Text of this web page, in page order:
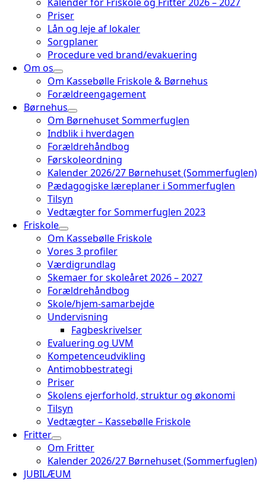
Priser
Lån og leje af lokaler
Sorgplaner
Procedure ved brand/evakuering
Om os
Om Kassebølle Friskole & Børnehus
Forældreengagement
Børnehus
Om Børnehuset Sommerfuglen
Indblik i hverdagen
Forældrehåndbog
Førskoleordning
Kalender 2026/27 Børnehuset (Sommerfuglen)
Pædagogiske læreplaner i Sommerfuglen
Tilsyn
Vedtægter for Sommerfuglen 2023
Friskole
Om Kassebølle Friskole
Vores 3 profiler
Værdigrundlag
Skemaer for skoleåret 2026 – 2027
Forældrehåndbog
Skole/hjem-samarbejde
Undervisning
Fagbeskrivelser
Evaluering og UVM
Kompetenceudvikling
Antimobbestrategi
Priser
Skolens ejerforhold, struktur og økonomi
Tilsyn
Vedtægter – Kassebølle Friskole
Fritter
Om Fritter
Kalender 2026/27 Børnehuset (Sommerfuglen)
JUBILÆUM